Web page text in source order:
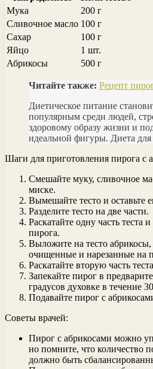
Мука
200 г
Сливочное масло 100 г
Сахар
100 г
Яйцо
1 шт.
Абрикосы
500 г
Читайте также: Рецепт
Диетическое питание
популярным среди людей,
здоровому образу жизни и
идеальной фигуры. Диета для
Шаги для приготовления пирога с
Смешайте муку, сливочное
миске.
Вымешайте тесто и оставьте
Разделите тесто на две части.
Раскатайте одну часть теста
пирога.
Выложите на тесто абрикосы,
очищенные и нарезанные на
Раскатайте вторую часть
Запекайте пирог в
градусов духовке в течение
Подавайте пирог с
Советы врачей:
Пирог с абрикосами можно
но помните, что количество
должно быть